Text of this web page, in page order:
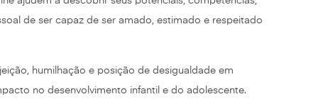
de ser capaz de ser amado, estimado e respeitado
humilhação e posição de desigualdade em
no desenvolvimento infantil e do adolescente.